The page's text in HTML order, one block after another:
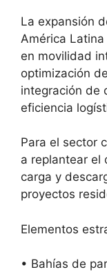
La expansión
América
en movilidad
optimización
integración de
eficiencia
Para el sector
a replantear el
carga y
proyectos
Elementos
• Bahías de